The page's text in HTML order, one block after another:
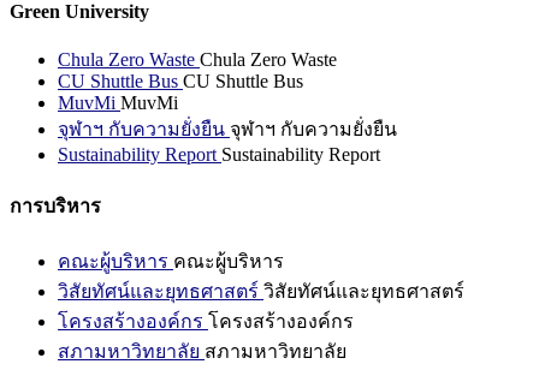
Green University
Chula Zero Waste Chula Zero Waste
CU Shuttle Bus CU Shuttle Bus
MuvMi MuvMi
จุฬาฯ กับความยั่งยืน จุฬาฯ กับความยั่งยืน
Sustainability Report Sustainability Report
การบริหาร
คณะผู้บริหาร คณะผู้บริหาร
วิสัยทัศน์และยุทธศาสตร์ วิสัยทัศน์และยุทธศาสตร์
โครงสร้างองค์กร โครงสร้างองค์กร
สภามหาวิทยาลัย สภามหาวิทยาลัย